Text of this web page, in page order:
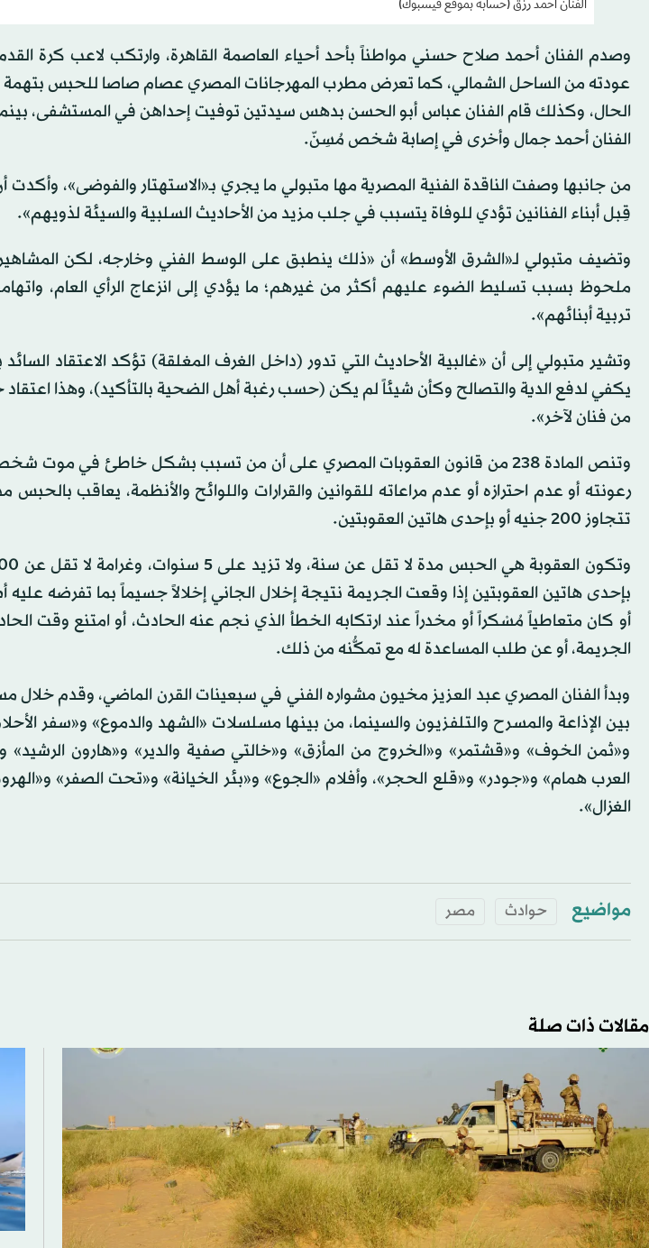
الفنان أحمد رزق (حسابه بموقع فيسبوك)
وصدم الفنان أحمد صلاح حسني مواطناً بأحد أحياء العاصمة القاهرة، وارتكب لاعب كرة
عودته من الساحل الشمالي، كما تعرض مطرب المهرجانات المصري عصام صاصا للحبس
الحال، وكذلك قام الفنان عباس أبو الحسن بدهس سيدتين توفيت إحداهن في المستشفى،
الفنان أحمد جمال وأخرى في إصابة شخص مُسِنّ.
من جانبها وصفت الناقدة الفنية المصرية مها متبولي ما يجري بـ«الاستهتار والفوضى»،
قِبل أبناء الفنانين تؤدي للوفاة يتسبب في جلب مزيد من الأحاديث السلبية والسيئة لذويهم».
وتضيف متبولي لـ«الشرق الأوسط» أن «ذلك ينطبق على الوسط الفني وخارجه، لكن
ملحوظ بسبب تسليط الضوء عليهم أكثر من غيرهم؛ ما يؤدي إلى انزعاج الرأي العام،
تربية أبنائهم».
وتشير متبولي إلى أن «غالبية الأحاديث التي تدور (داخل الغرف المغلقة) تؤكد الاعتقاد
يكفي لدفع الدية والتصالح وكأن شيئاً لم يكن (حسب رغبة أهل الضحية بالتأكيد)، وهذا
من فنان لآخر».
وتنص المادة 238 من قانون العقوبات المصري على أن من تسبب بشكل خاطئ في موت
تتجاوز 200 جنيه أو بإحدى هاتين العقوبتين.
بإحدى هاتين العقوبتين إذا وقعت الجريمة نتيجة إخلال الجاني إخلالاً جسيماً بما تفرضه
أو كان متعاطياً مُسْكراً أو مخدراً عند ارتكابه الخطأ الذي نجم عنه الحادث، أو امتنع وقت
الجريمة، أو عن طلب المساعدة له مع تمكُّنه من ذلك.
وبدأ الفنان المصري عبد العزيز مخيون مشواره الفني في سبعينات القرن الماضي، وقدم خلال
بين الإذاعة والمسرح والتلفزيون والسينما، من بينها مسلسلات «الشهد والدموع» و«سفر
و«ثمن الخوف» و«قشتمر» و«الخروج من المأزق» و«خالتي صفية والدير» و«هارون الرشيد»
العرب همام» و«جودر» و«قلع الحجر»، وأفلام «الجوع» و«بئر الخيانة» و«تحت الصفر»
الغزال».
مواضيع حوادث مصر
مقالات ذات صلة